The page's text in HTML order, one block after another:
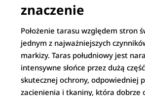
znaczenie
Położenie tarasu względem stron
jednym z najważniejszych
markizy. Taras południowy jest
intensywne słońce przez dużą
skutecznej ochrony, odpowiedniej
zacienienia i tkaniny, która dobrze